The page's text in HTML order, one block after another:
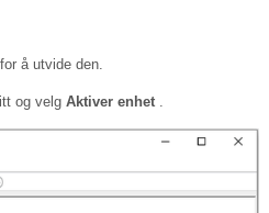
å utvide den.
og velg Aktiver enhet.